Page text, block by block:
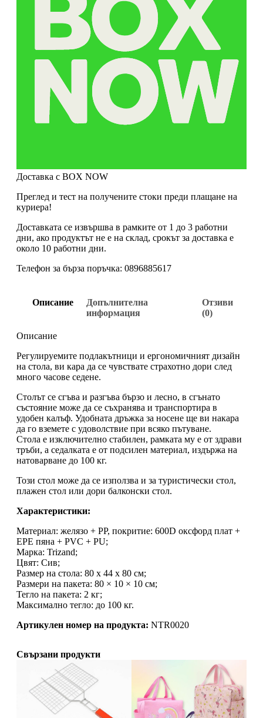
Доставка с BOX NOW
Преглед и тест на получените стоки преди плащане на
куриера!
Доставката се извършва в рамките от 1 до 3 работни
дни, ако продуктът не е на склад, срокът за доставка е
около 10 работни дни.
Телефон за бърза поръчка: 0896885617
Описание
Допълнителна
информация
Отзиви
(0)
Описание
Регулируемите подлакътници и ергономичният дизайн
на стола, ви кара да се чувствате страхотно дори след
много часове седене.
Столът се сгъва и разгъва бързо и лесно, в сгънато
състояние може да се съхранява и транспортира в
удобен калъф. Удобната дръжка за носене ще ви накара
да го вземете с удоволствие при всяко пътуване.
Стола е изключително стабилен, рамката му е от здрави
тръби, а седалката е от подсилен материал, издържа на
натоварване до 100 кг.
Този стол може да се използва и за туристически стол,
плажен стол или дори балконски стол.
Характеристики:
Материал: желязо + PP, покритие: 600D оксфорд плат +
EPE пяна + PVC + PU;
Марка: Trizand;
Цвят: Сив;
Размер на стола: 80 х 44 х 80 см;
Размери на пакета: 80 × 10 × 10 см;
Тегло на пакета: 2 кг;
Максимално тегло: до 100 кг.
Артикулен номер на продукта: NTR0020
Свързани продукти